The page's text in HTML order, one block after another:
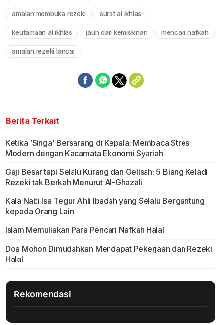
amalan membuka rezeki surat al ikhlas
keutamaan al ikhlas jauh dari kemiskinan mencari nafkah
amalan rezeki lancar
Berita Terkait
Ketika 'Singa' Bersarang di Kepala: Membaca Stres
Modern dengan Kacamata Ekonomi Syariah
Gaji Besar tapi Selalu Kurang dan Gelisah: 5 Biang Keladi
Rezeki tak Berkah Menurut Al-Ghazali
Kala Nabi Isa Tegur Ahli Ibadah yang Selalu Bergantung
kepada Orang Lain
Islam Memuliakan Para Pencari Nafkah Halal
Doa Mohon Dimudahkan Mendapat Pekerjaan dan Rezeki
Halal
Rekomendasi